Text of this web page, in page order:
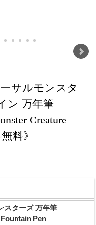
サルモンスタ
ン 万年筆
Creature
料》
スターズ 万年筆
Pen